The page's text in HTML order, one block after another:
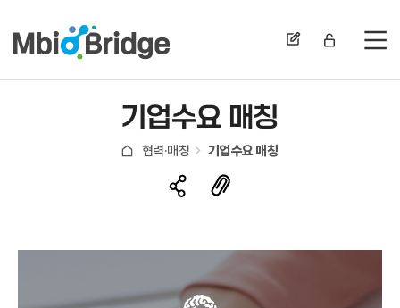
전
기업수요 매칭
협력·매칭 기업수요 매칭